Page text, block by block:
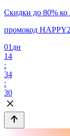
Скидки до 80%
промокод
01 дн
14
:
34
:
30